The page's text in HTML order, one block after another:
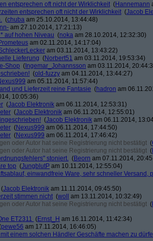
entsprechen oft nicht der Wirklichkeit (Hannemann
entsprechen oft nicht der Wirklichkeit (Jacob
(chuba am 25.10.2014, 13:44:48)
am 27.10.2014, 17:21:13)
auf hohen Niveau (noka am 28.10.2014, 12:32:30)
am 02.11.2014, 14:17:04)
am 03.11.2014, 13:43:22)
Lieferung (Norbert51 am 03.11.2014, 19:53:34)
Shop ( Ingemar_Johannsson am 03.11.2014,
(old-fuzzy am 04.11.2014, 13:44:27)
am 05.11.2014, 11:57:44)
und Lieferzeit reine Fantasie (hadron am
10:05:36)
(Jacob Elektronik am 06.11.2014, 12:53:31)
(Jacob Elektronik am 06.11.2014, 12:55:01)
(Jacob Elektronik am 06.11.2014,
(Nexus999 am 06.11.2014, 17:44:50)
(Nexus999 am 06.11.2014, 17:46:42)
oder Autor hat seine Registrierung nicht bestätigt (
oder Autor hat seine Registrierung nicht bestätigt (
stoniert. (Beorn am 07.11.2014,
top (JungblutP am 10.11.2014, 12:55:04)
einwandfreie Ware, sehr schneller Versand,
(Jacob Elektronik am 11.11.2014, 09:45:50)
stimmen nicht (woll
am 13.11.2014, 10:32:49)
oder Autor hat seine Registrierung nicht bestätigt (
ET2311 (Ernst_H am 16.11.2014, 11:42:34)
pewe56 am 17.11.2014, 16:46:05)
einem solchen Händler Geschäfte machen zu